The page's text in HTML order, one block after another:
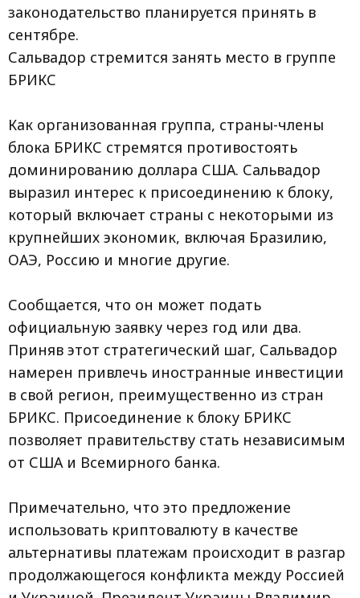
законодательство планируется принять в
сентябре.
Сальвадор стремится занять место в группе
БРИКС
Как организованная группа, страны-члены
блока БРИКС стремятся противостоять
доминированию доллара США. Сальвадор
выразил интерес к присоединению к блоку,
который включает страны с некоторыми из
крупнейших экономик, включая Бразилию,
ОАЭ, Россию и многие другие.
Сообщается, что он может подать
официальную заявку через год или два.
Приняв этот стратегический шаг, Сальвадор
намерен привлечь иностранные инвестиции
в свой регион, преимущественно из стран
БРИКС. Присоединение к блоку БРИКС
позволяет правительству стать независимым
от США и Всемирного банка.
Примечательно, что это предложение
использовать криптовалюту в качестве
альтернативы платежам происходит в разгар
продолжающегося конфликта между Россией